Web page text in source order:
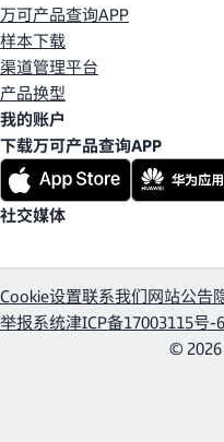
万可产品查询APP
样本下载
渠道管理平台
产品换型
我的账户
下载万可产品查询APP
社交媒体
Cookie设置联系我们网站公告
举报系统津ICP备17003115号-6
© 2026